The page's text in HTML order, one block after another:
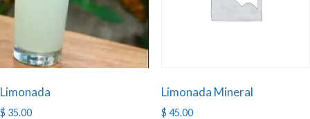
Limonada
$ 35.00
Limonada Mineral
$ 45.00